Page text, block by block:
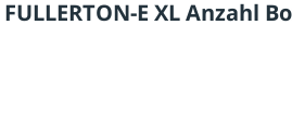
E XL Anzahl